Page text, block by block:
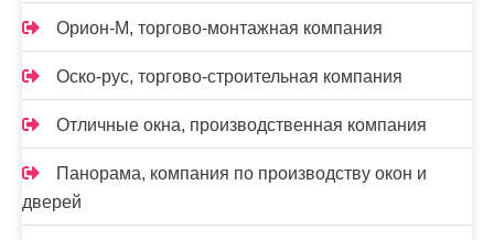
Орион-М, торгово-монтажная компания
Оско-рус, торгово-строительная компания
Отличные окна, производственная компания
Панорама, компания по производству окон и
дверей